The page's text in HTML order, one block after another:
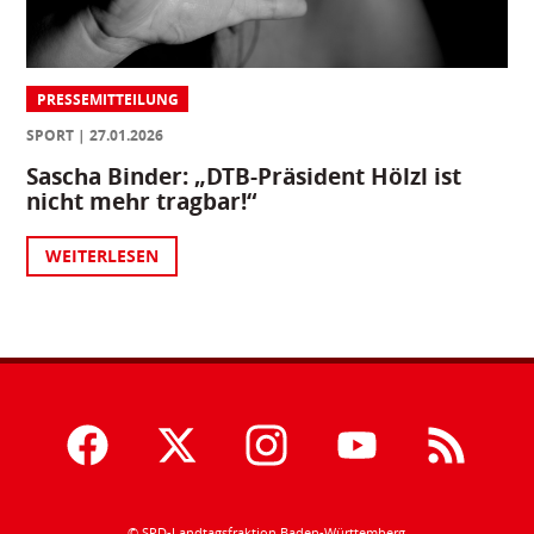
PRESSEMITTEILUNG
SPORT
27.01.2026
Sascha Binder: „DTB-Präsident Hölzl ist
nicht mehr tragbar!“
WEITERLESEN